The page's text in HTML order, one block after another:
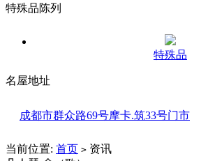
特殊品陈列
特殊品
名屋地址
成都市群众路69号摩卡.筑33号门市
当前位置: 首页 > 资讯